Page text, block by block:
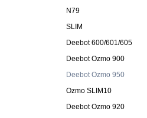
N79
SLIM
Deebot 600/601/605
Deebot Ozmo 900
Deebot Ozmo 950
Ozmo SLIM10
Deebot Ozmo 920